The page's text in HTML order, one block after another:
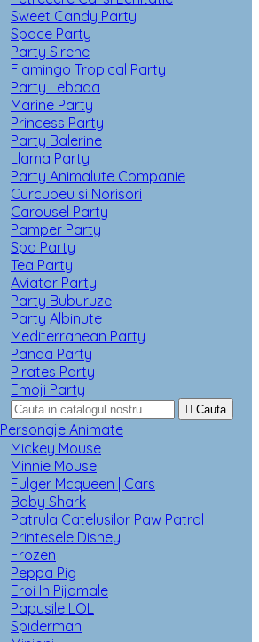
Sweet Candy Party
Space Party
Party Sirene
Flamingo Tropical Party
Party Lebada
Marine Party
Princess Party
Party Balerine
Llama Party
Party Animalute Companie
Curcubeu si Norisori
Carousel Party
Pamper Party
Spa Party
Tea Party
Aviator Party
Party Buburuze
Party Albinute
Mediterranean Party
Panda Party
Pirates Party
Emoji Party
 Cauta
Personaje Animate
Mickey Mouse
Minnie Mouse
Fulger Mcqueen | Cars
Baby Shark
Patrula Catelusilor Paw Patrol
Printesele Disney
Frozen
Peppa Pig
Eroi In Pijamale
Papusile LOL
Spiderman